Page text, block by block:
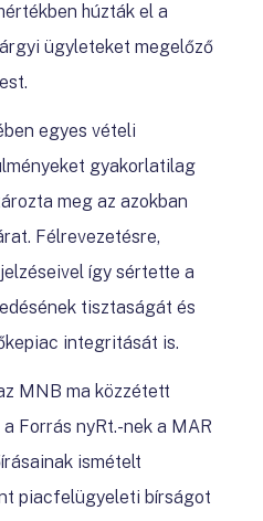
húzták el a
ügyleteket megelőző
egyes vételi
gyakorlatilag
meg az azokban
Félrevezetésre,
így sértette a
tisztaságát és
integritását is.
MNB ma közzétett
Forrás nyRt.-nek a MAR
ismételt
piacfelügyeleti bírságot